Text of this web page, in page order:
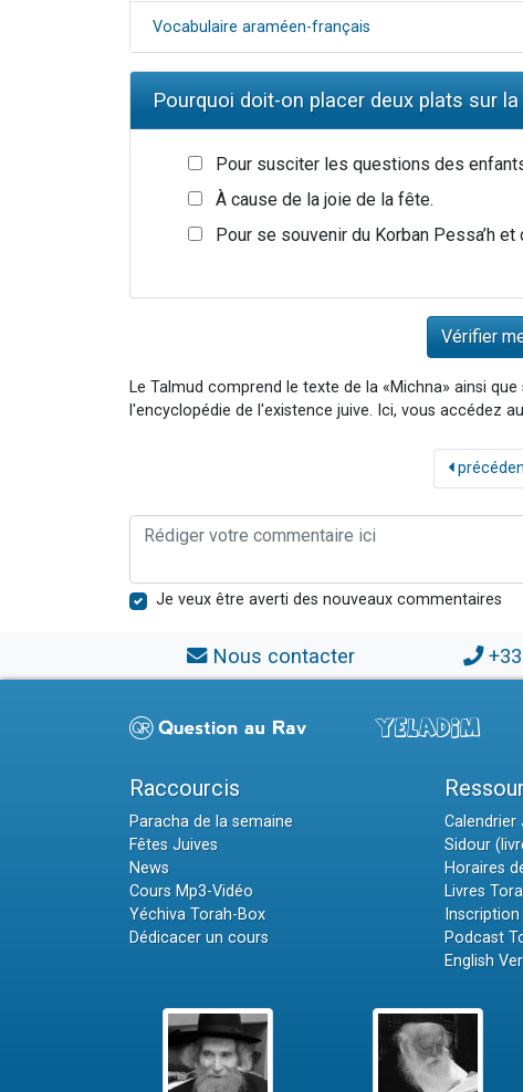
Vocabulaire araméen-français
Pourquoi doit-on placer deux plats sur
Pour susciter les questions des
À cause de la joie de la fête.
Pour se souvenir du Korban Pessa’h et
Le Talmud comprend le texte de la «Michna» ainsi
l'encyclopédie de l'existence juive. Ici, vous accédez
Je veux être averti des nouveaux commentaires
Nous contacter
Raccourcis
Paracha de la semaine
Fêtes Juives
News
Cours Mp3-Vidéo
Yéchiva Torah-Box
Dédicacer un cours
Calendrier
Sidour
Horaires
Livres
Inscription
Podcast
English